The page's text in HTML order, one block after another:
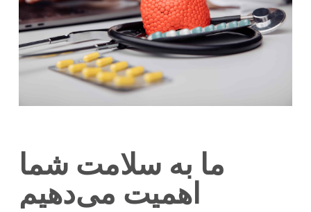
ما به سلامت شما
اهمیت می‌دهیم